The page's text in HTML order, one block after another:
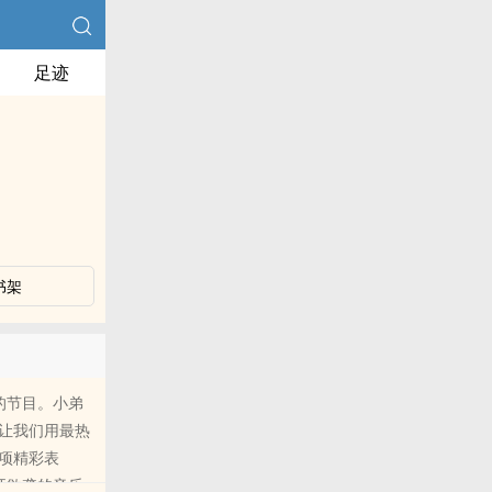
足迹
架
节目。小弟
我们用最热
精彩表
聋的音乐